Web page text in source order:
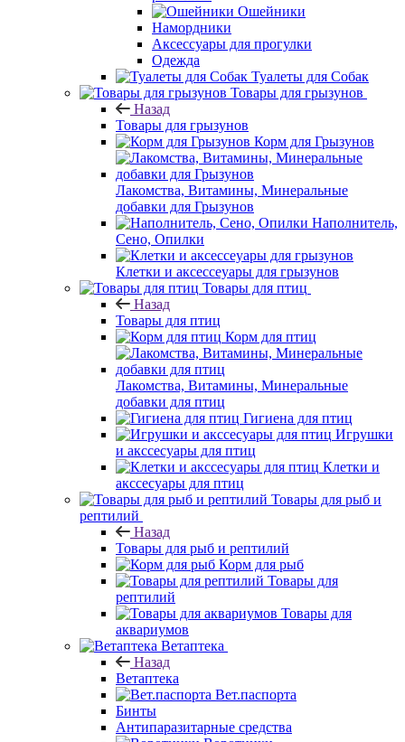
Ошейники
Намордники
Аксессуары для прогулки
Одежда
Туалеты для Собак
Товары для грызунов
Назад
Товары для грызунов
Корм для Грызунов
Лакомства, Витамины, Минеральные
добавки для Грызунов
Наполнитель,
Сено, Опилки
Клетки и аксессеуары для грызунов
Товары для птиц
Назад
Товары для птиц
Корм для птиц
Лакомства, Витамины, Минеральные
добавки для птиц
Гигиена для птиц
Игрушки
и акссесуары для птиц
Клетки и
акссесуары для птиц
Товары для рыб и
рептилий
Назад
Товары для рыб и рептилий
Корм для рыб
Товары для
рептилий
Товары для
аквариумов
Ветаптека
Назад
Ветаптека
Вет.паспорта
Бинты
Антипаразитарные средства